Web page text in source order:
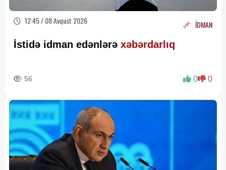
12:45 / 08 Avqust 2026 İDMAN
İstidə idman edənlərə xəbərdarlıq
56 0 0